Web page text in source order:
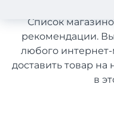
Список
рекомендации.
любого
доставить товар на
в